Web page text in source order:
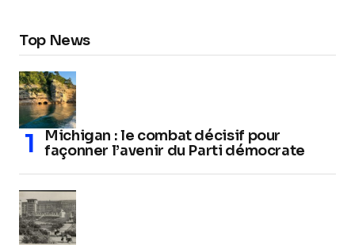
Top News
Michigan : le combat décisif pour
façonner l’avenir du Parti démocrate